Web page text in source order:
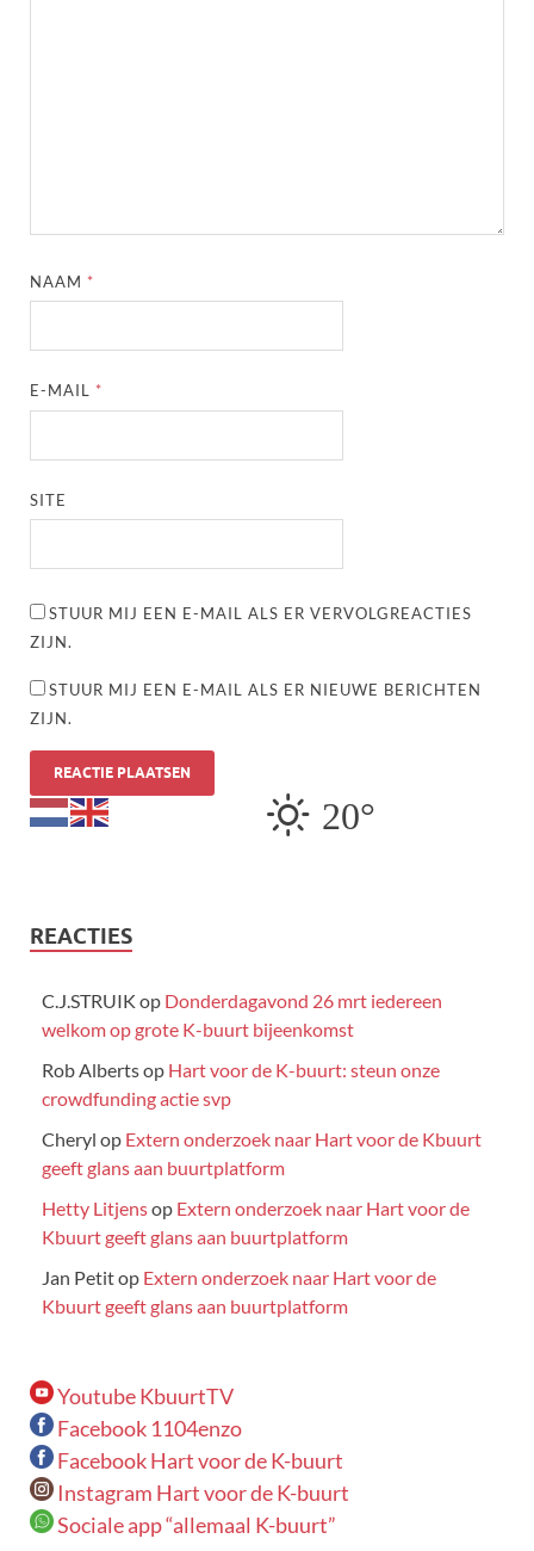
NAAM *
E-MAIL *
SITE
STUUR MIJ EEN E-MAIL ALS ER VERVOLGREACTIES
ZIJN.
STUUR MIJ EEN E-MAIL ALS ER NIEUWE BERICHTEN
ZIJN.
20°
REACTIES
C.J.STRUIK op Donderdagavond 26 mrt iedereen
welkom op grote K-buurt bijeenkomst
Rob Albertsop Hart voor de K-buurt: steun onze
crowdfunding actie svp
Cheryl op Extern onderzoek naar Hart voor de Kbuurt
geeft glans aan buurtplatform
Hetty Litjensop Extern onderzoek naar Hart voor de
Kbuurt geeft glans aan buurtplatform
Jan Petitop Extern onderzoek naar Hart voor de
Kbuurt geeft glans aan buurtplatform
Youtube KbuurtTV
Facebook 1104enzo
Facebook Hart voor de K-buurt
Instagram Hart voor de K-buurt
Sociale app “allemaal K-buurt”